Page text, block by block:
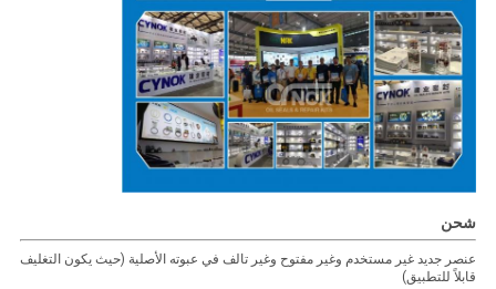
شحن
عنصر جديد غير مستخدم وغير مفتوح وغير تالف في عبوته الأصلية (حيث يكون التغليف
قابلاً للتطبيق)